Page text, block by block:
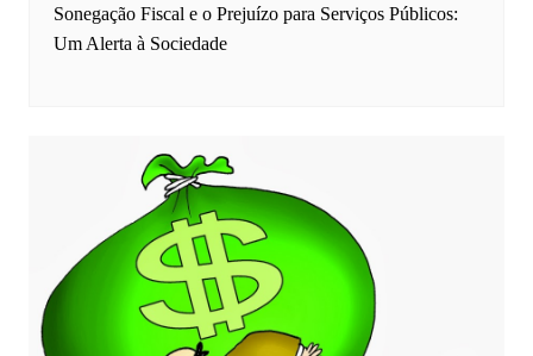
Sonegação Fiscal e o Prejuízo para Serviços Públicos:
Um Alerta à Sociedade